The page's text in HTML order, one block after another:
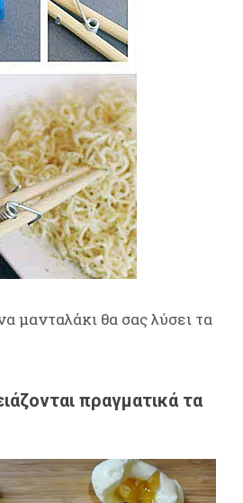
μανταλάκι θα σας λύσει τα
πραγματικά τα